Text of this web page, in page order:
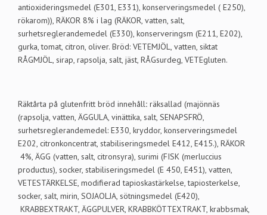
antioxideringsmedel (E301, E331), konserveringsmedel ( E250),
rökarom)), RÄKOR 8% i lag (RÄKOR, vatten, salt,
surhetsreglerandemedel (E330), konserveringsm (E211, E202),
gurka, tomat, citron, oliver. Bröd: VETEMJÖL, vatten, siktat
RÅGMJÖL, sirap, rapsolja, salt, jäst, RÅGsurdeg, VETEgluten.
Räktårta på glutenfritt bröd innehåll: räksallad (majönnäs
(rapsolja, vatten, ÄGGULA, vinättika, salt, SENAPSFRÖ,
surhetsreglerandemedel: E330, kryddor, konserveringsmedel
E202, citronkoncentrat, stabiliseringsmedel E412, E415.), RÄKOR
4%, ÄGG (vatten, salt, citronsyra), surimi (FISK (merluccius
productus), socker, stabiliseringsmedel (E 450, E451), vatten,
VETESTÄRKELSE, modifierad tapioskastärkelse, tapiosterkelse,
socker, salt, mirin, SOJAOLJA, sötningsmedel (E420),
KRABBEXTRAKT, ÄGGPULVER, KRABBKÖTTEXTRAKT, krabbsmak,